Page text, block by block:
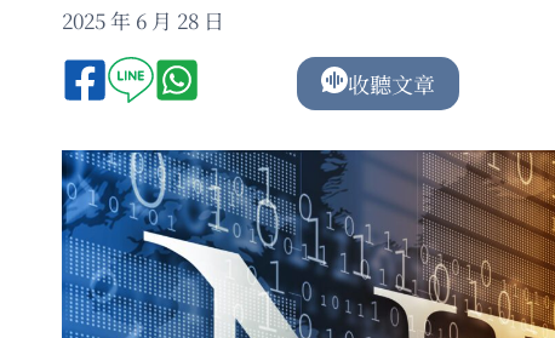
2025 年 6 月 28 日
收聽文章